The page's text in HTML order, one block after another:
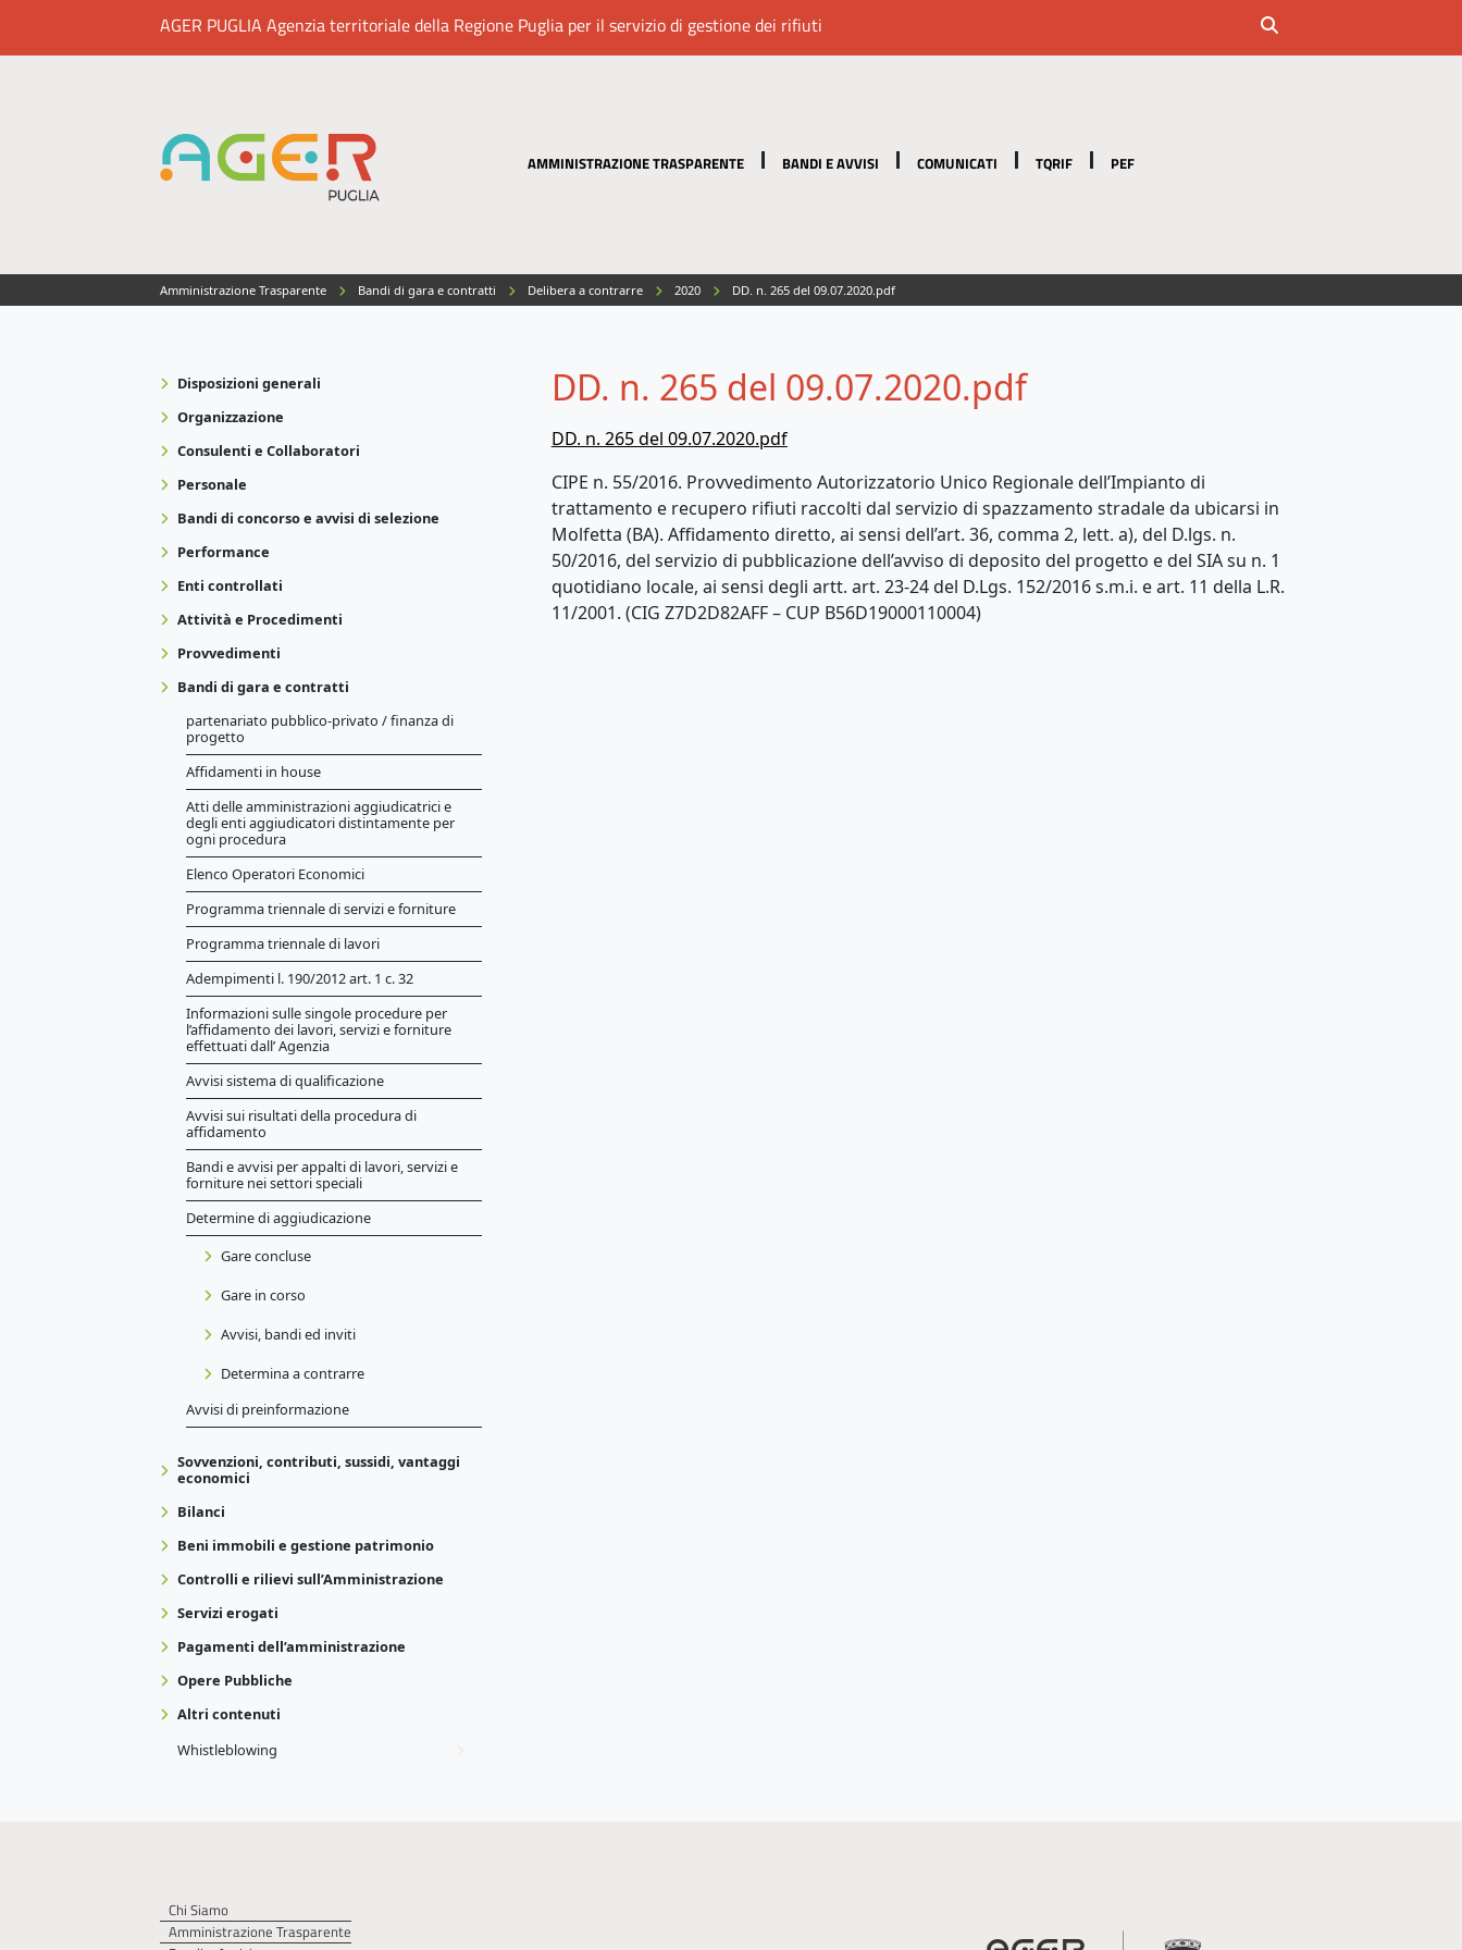
AGER PUGLIA Agenzia territoriale della Regione Puglia per il servizio di gestione dei rifiuti
AMMINISTRAZIONE TRASPARENTE BANDI E AVVISI COMUNICATI TQRIF PEF
Amministrazione Trasparente Bandi di gara e contratti Delibera a contrarre 2020 DD. n. 265 del 09.07.2020.pdf
Disposizioni generali
Organizzazione
Consulenti e Collaboratori
Personale
Bandi di concorso e avvisi di selezione
Performance
Enti controllati
Attività e Procedimenti
Provvedimenti
Bandi di gara e contratti
partenariato pubblico-privato / finanza di
progetto
Affidamenti in house
Atti delle amministrazioni aggiudicatrici e
degli enti aggiudicatori distintamente per
ogni procedura
Elenco Operatori Economici
Programma triennale di servizi e forniture
Programma triennale di lavori
Adempimenti l. 190/2012 art. 1 c. 32
Informazioni sulle singole procedure per
l’affidamento dei lavori, servizi e forniture
effettuati dall’ Agenzia
Avvisi sistema di qualificazione
Avvisi sui risultati della procedura di
affidamento
Bandi e avvisi per appalti di lavori, servizi e
forniture nei settori speciali
Determine di aggiudicazione
Gare concluse
Gare in corso
Avvisi, bandi ed inviti
Determina a contrarre
Avvisi di preinformazione
Sovvenzioni, contributi, sussidi, vantaggi
economici
Bilanci
Beni immobili e gestione patrimonio
Controlli e rilievi sull’Amministrazione
Servizi erogati
Pagamenti dell’amministrazione
Opere Pubbliche
Altri contenuti
Whistleblowing
DD. n. 265 del 09.07.2020.pdf
DD. n. 265 del 09.07.2020.pdf
CIPE n. 55/2016. Provvedimento Autorizzatorio Unico Regionale dell’Impianto di
trattamento e recupero rifiuti raccolti dal servizio di spazzamento stradale da ubicarsi in
Molfetta (BA). Affidamento diretto, ai sensi dell’art. 36, comma 2, lett. a), del D.lgs. n.
50/2016, del servizio di pubblicazione dell’avviso di deposito del progetto e del SIA su n. 1
quotidiano locale, ai sensi degli artt. art. 23-24 del D.Lgs. 152/2016 s.m.i. e art. 11 della L.R.
11/2001. (CIG Z7D2D82AFF – CUP B56D19000110004)
Chi Siamo
Amministrazione Trasparente